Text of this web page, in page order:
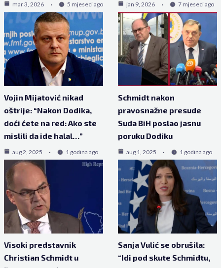
mar 3, 2026 5 mjeseci ago jan 9, 2026 7 mjeseci ago
Vojin Mijatović nikad
oštrije: “Nakon Dodika,
doći ćete na red: Ako ste
mislili da ide halal…”
aug 2, 2025 1 godina ago
Schmidt nakon
pravosnažne presude
Suda BiH poslao jasnu
poruku Dodiku
aug 1, 2025 1 godina ago
Visoki predstavnik
Christian Schmidt u
Sanja Vulić se obrušila:
“Idi pod skute Schmidtu,